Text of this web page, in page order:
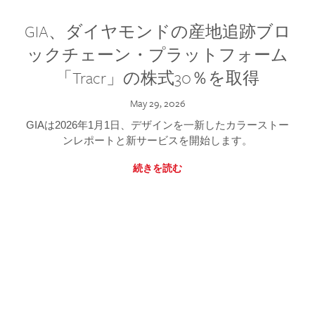
GIA、ダイヤモンドの産地追跡ブロ
ックチェーン・プラットフォーム
「Tracr」の株式30％を取得
May 29, 2026
GIAは2026年1月1日、デザインを一新したカラーストー
ンレポートと新サービスを開始します。
続きを読む